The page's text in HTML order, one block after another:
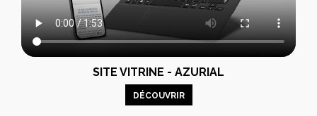
SITE VITRINE - AZURIAL
DÉCOUVRIR